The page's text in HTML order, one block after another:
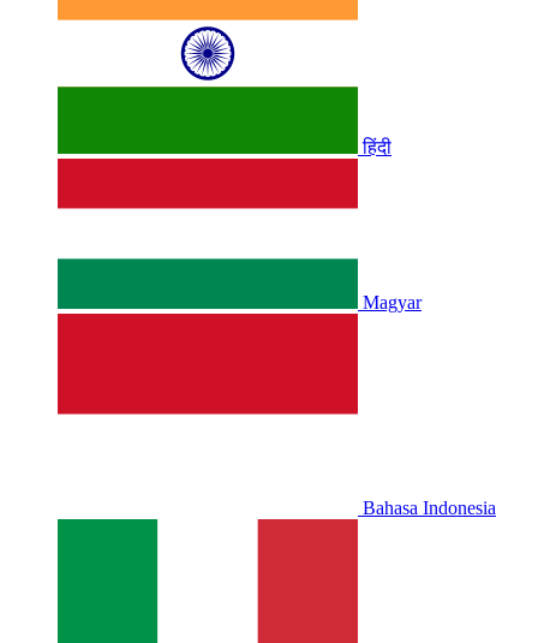
हिंदी
Magyar
Bahasa Indonesia